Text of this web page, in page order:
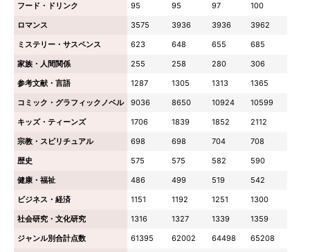
フード・ドリンク 95 95 97
100
ロマンス
3575 3936 3936
3962
ミステリー・サスペンス
623 648 655
685
家族・人間関係
255 258 280
306
参考文献・言語
1287 1305 1313
1365
コミック・グラフィックノベル
9036 8650 10924
10599
キッズ・ティーンズ
1706 1839 1852
2112
宗教・スピリチュアル
698 698 704
708
歴史
575 575 582
590
健康・福祉
486 499 519
542
ビジネス・経済
1151 1192 1251
1300
社会研究・文化研究
1316 1327 1339
1359
ジャンル別合計点数
61395 62002 64498
65208